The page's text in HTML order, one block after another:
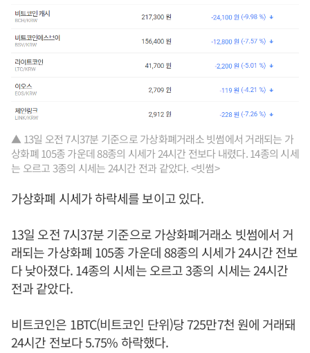
▲ 13일 오전 7시37분 기준으로 가상화폐거래소 빗썸에서 거래되는 가
상화폐 105종 가운데 88종의 시세가 24시간 전보다 내렸다. 14종의 시세
는 오르고 3종의 시세는 24시간 전과 같았다. <빗썸>
가상화폐 시세가 하락세를 보이고 있다.
13일 오전 7시37분 기준으로 가상화폐거래소 빗썸에서 거
래되는 가상화폐 105종 가운데 88종의 시세가 24시간 전보
다 낮아졌다. 14종의 시세는 오르고 3종의 시세는 24시간
전과 같았다.
비트코인은 1BTC(비트코인 단위)당 725만7천 원에 거래돼
24시간 전보다 5.75% 하락했다.